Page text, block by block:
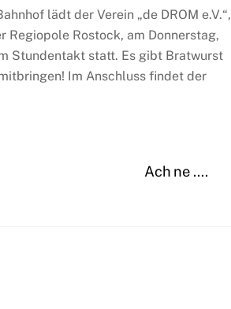
lädt der Verein „de DROM e.V.“,
Regiopole Rostock, am Donnerstag,
Stundentakt statt. Es gibt Bratwurst
Im Anschluss findet der
Ach ne ….